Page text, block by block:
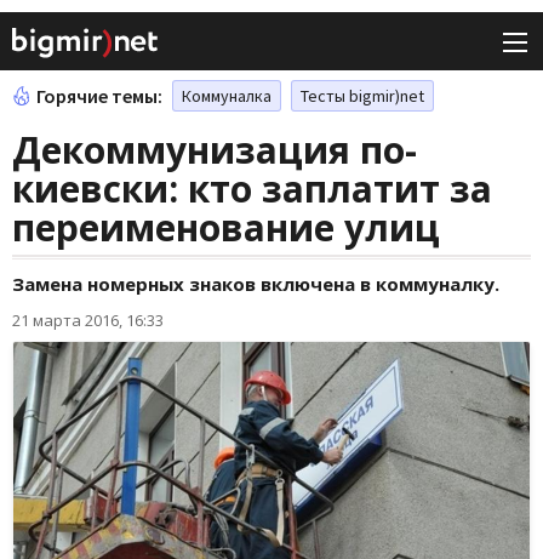
Горячие темы: Коммуналка Тесты bigmir)net
Декоммунизация по-
киевски: кто заплатит за
переименование улиц
Замена номерных знаков включена в коммуналку.
21 марта 2016, 16:33